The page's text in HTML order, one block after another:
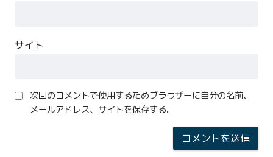
サイト
次回のコメントで使用するためブラウザーに自分の名前、
メールアドレス、サイトを保存する。